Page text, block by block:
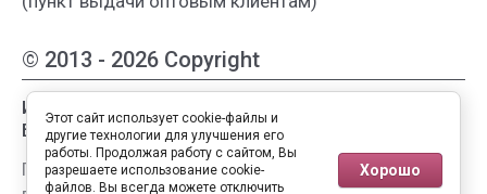
© 2013 - 2026 Copyright
Интернет-магазин женской одежды из
Белоруссии
Публичная оферта
Этот сайт использует cookie-файлы и
другие технологии для улучшения его
работы. Продолжая работу с сайтом, Вы
разрешаете использование cookie-
файлов. Вы всегда можете отключить
Хорошо